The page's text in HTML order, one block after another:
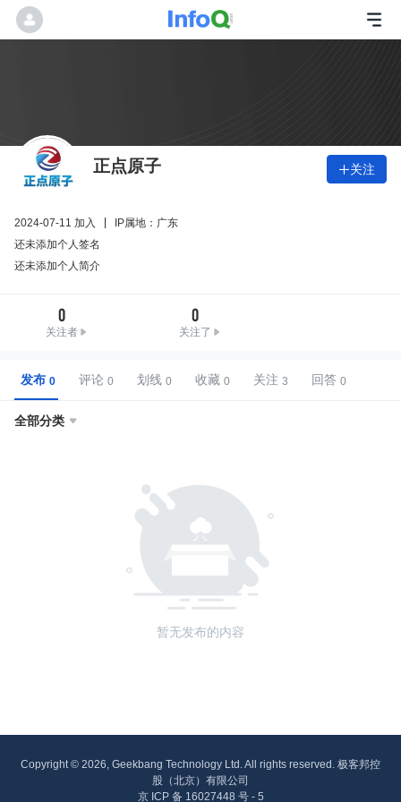
正点原子 关注
2024-07-11 加入
IP属地：广东
还未添加个人签名
还未添加个人简介
0
关注者
0
关注了
发布 评论 划线 收藏 关注 回答
全部分类 
暂无发布的内容
Copyright © 2026, Geekbang Technology Ltd. All rights reserved. 极客邦控
股（北京）有限公司
京 ICP 备 16027448 号 - 5